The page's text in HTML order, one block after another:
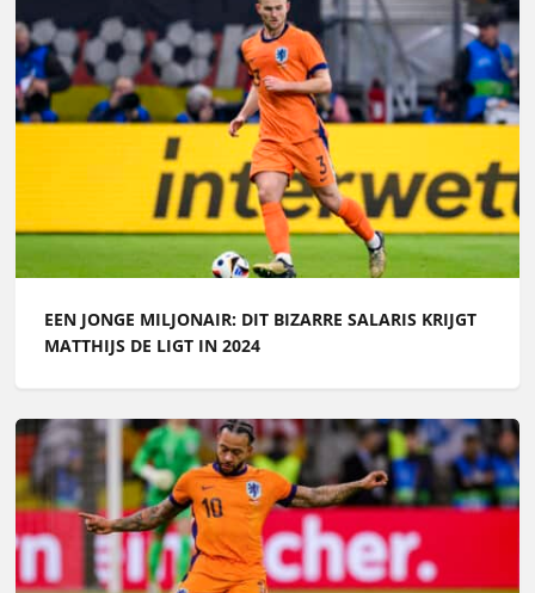
EEN JONGE MILJONAIR: DIT BIZARRE SALARIS KRIJGT
MATTHIJS DE LIGT IN 2024